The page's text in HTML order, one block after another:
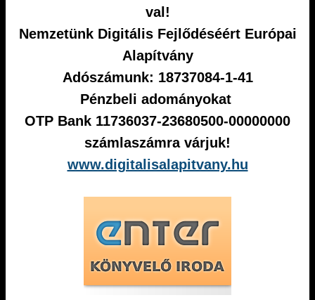
val!
Nemzetünk Digitális Fejlődéséért Európai
Alapítvány
Adószámunk: 18737084-1-41
Pénzbeli adományokat
OTP Bank 11736037-23680500-00000000
számlaszámra várjuk!
www.digitalisalapitvany.hu